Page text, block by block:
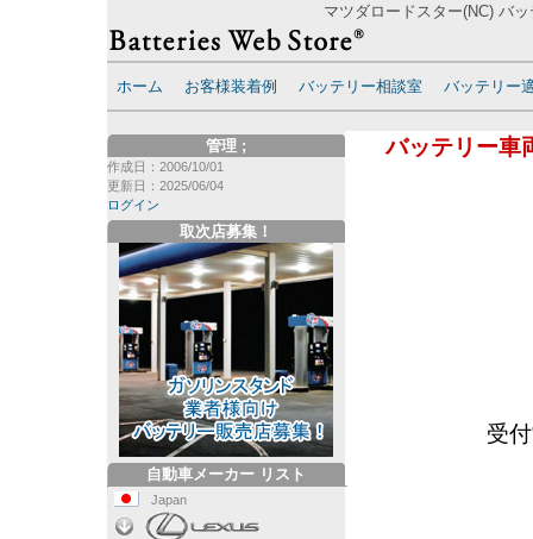
マツダロードスター(NC) バ
ホーム お客様装着例 バッテリー相談室 バッテリー
バッテリー車
受
管理
作成日：2006/10/01
更新日：2025/06/04
ログイン
;
取次店募集！
自動車メーカー リスト
Japan